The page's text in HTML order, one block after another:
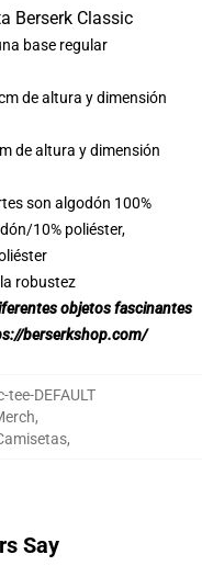
Berserk Classic
base regular
de altura y dimensión
de altura y dimensión
son algodón 100%
10% poliéster,
robustez
objetos fascinantes
berserkshop.com/
DEFAULT
,
,
Say